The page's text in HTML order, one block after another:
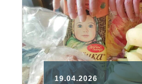
19.04.2026